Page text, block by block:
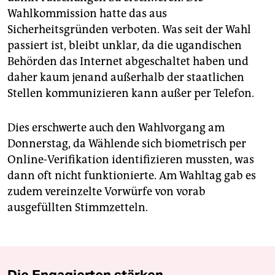
Wahlkommission hatte das aus
Sicherheitsgründen verboten. Was seit der Wahl
passiert ist, bleibt unklar, da die ugandischen
Behörden das Internet abgeschaltet haben und
daher kaum jenand außerhalb der staatlichen
Stellen kommunizieren kann außer per Telefon.
Dies erschwerte auch den Wahlvorgang am
Donnerstag, da Wählende sich biometrisch per
Online-Verifikation identifizieren mussten, was
dann oft nicht funktionierte. Am Wahltag gab es
zudem vereinzelte Vorwürfe von vorab
ausgefüllten Stimmzetteln.